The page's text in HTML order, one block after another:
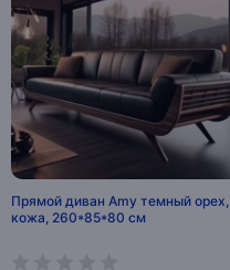
Прямой диван Amy темный орех,
кожа, 260*85*80 см